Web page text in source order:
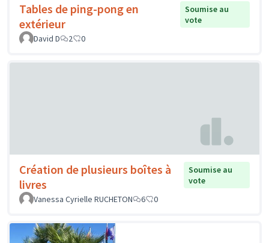
Tables de ping-pong en
extérieur
Soumise au
vote
David D
2 0
Création de plusieurs boîtes à
livres
Soumise au
vote
Vanessa Cyrielle RUCHETON
6 0